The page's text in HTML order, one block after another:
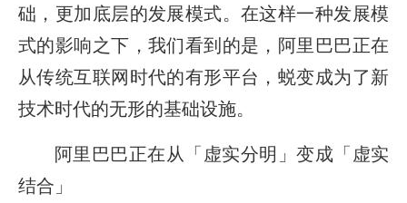
础，更加底层的发展模式。在这样一种发展模
式的影响之下，我们看到的是，阿里巴巴正在
从传统互联网时代的有形平台，蜕变成为了新
技术时代的无形的基础设施。
阿里巴巴正在从「虚实分明」变成「虚实
结合」